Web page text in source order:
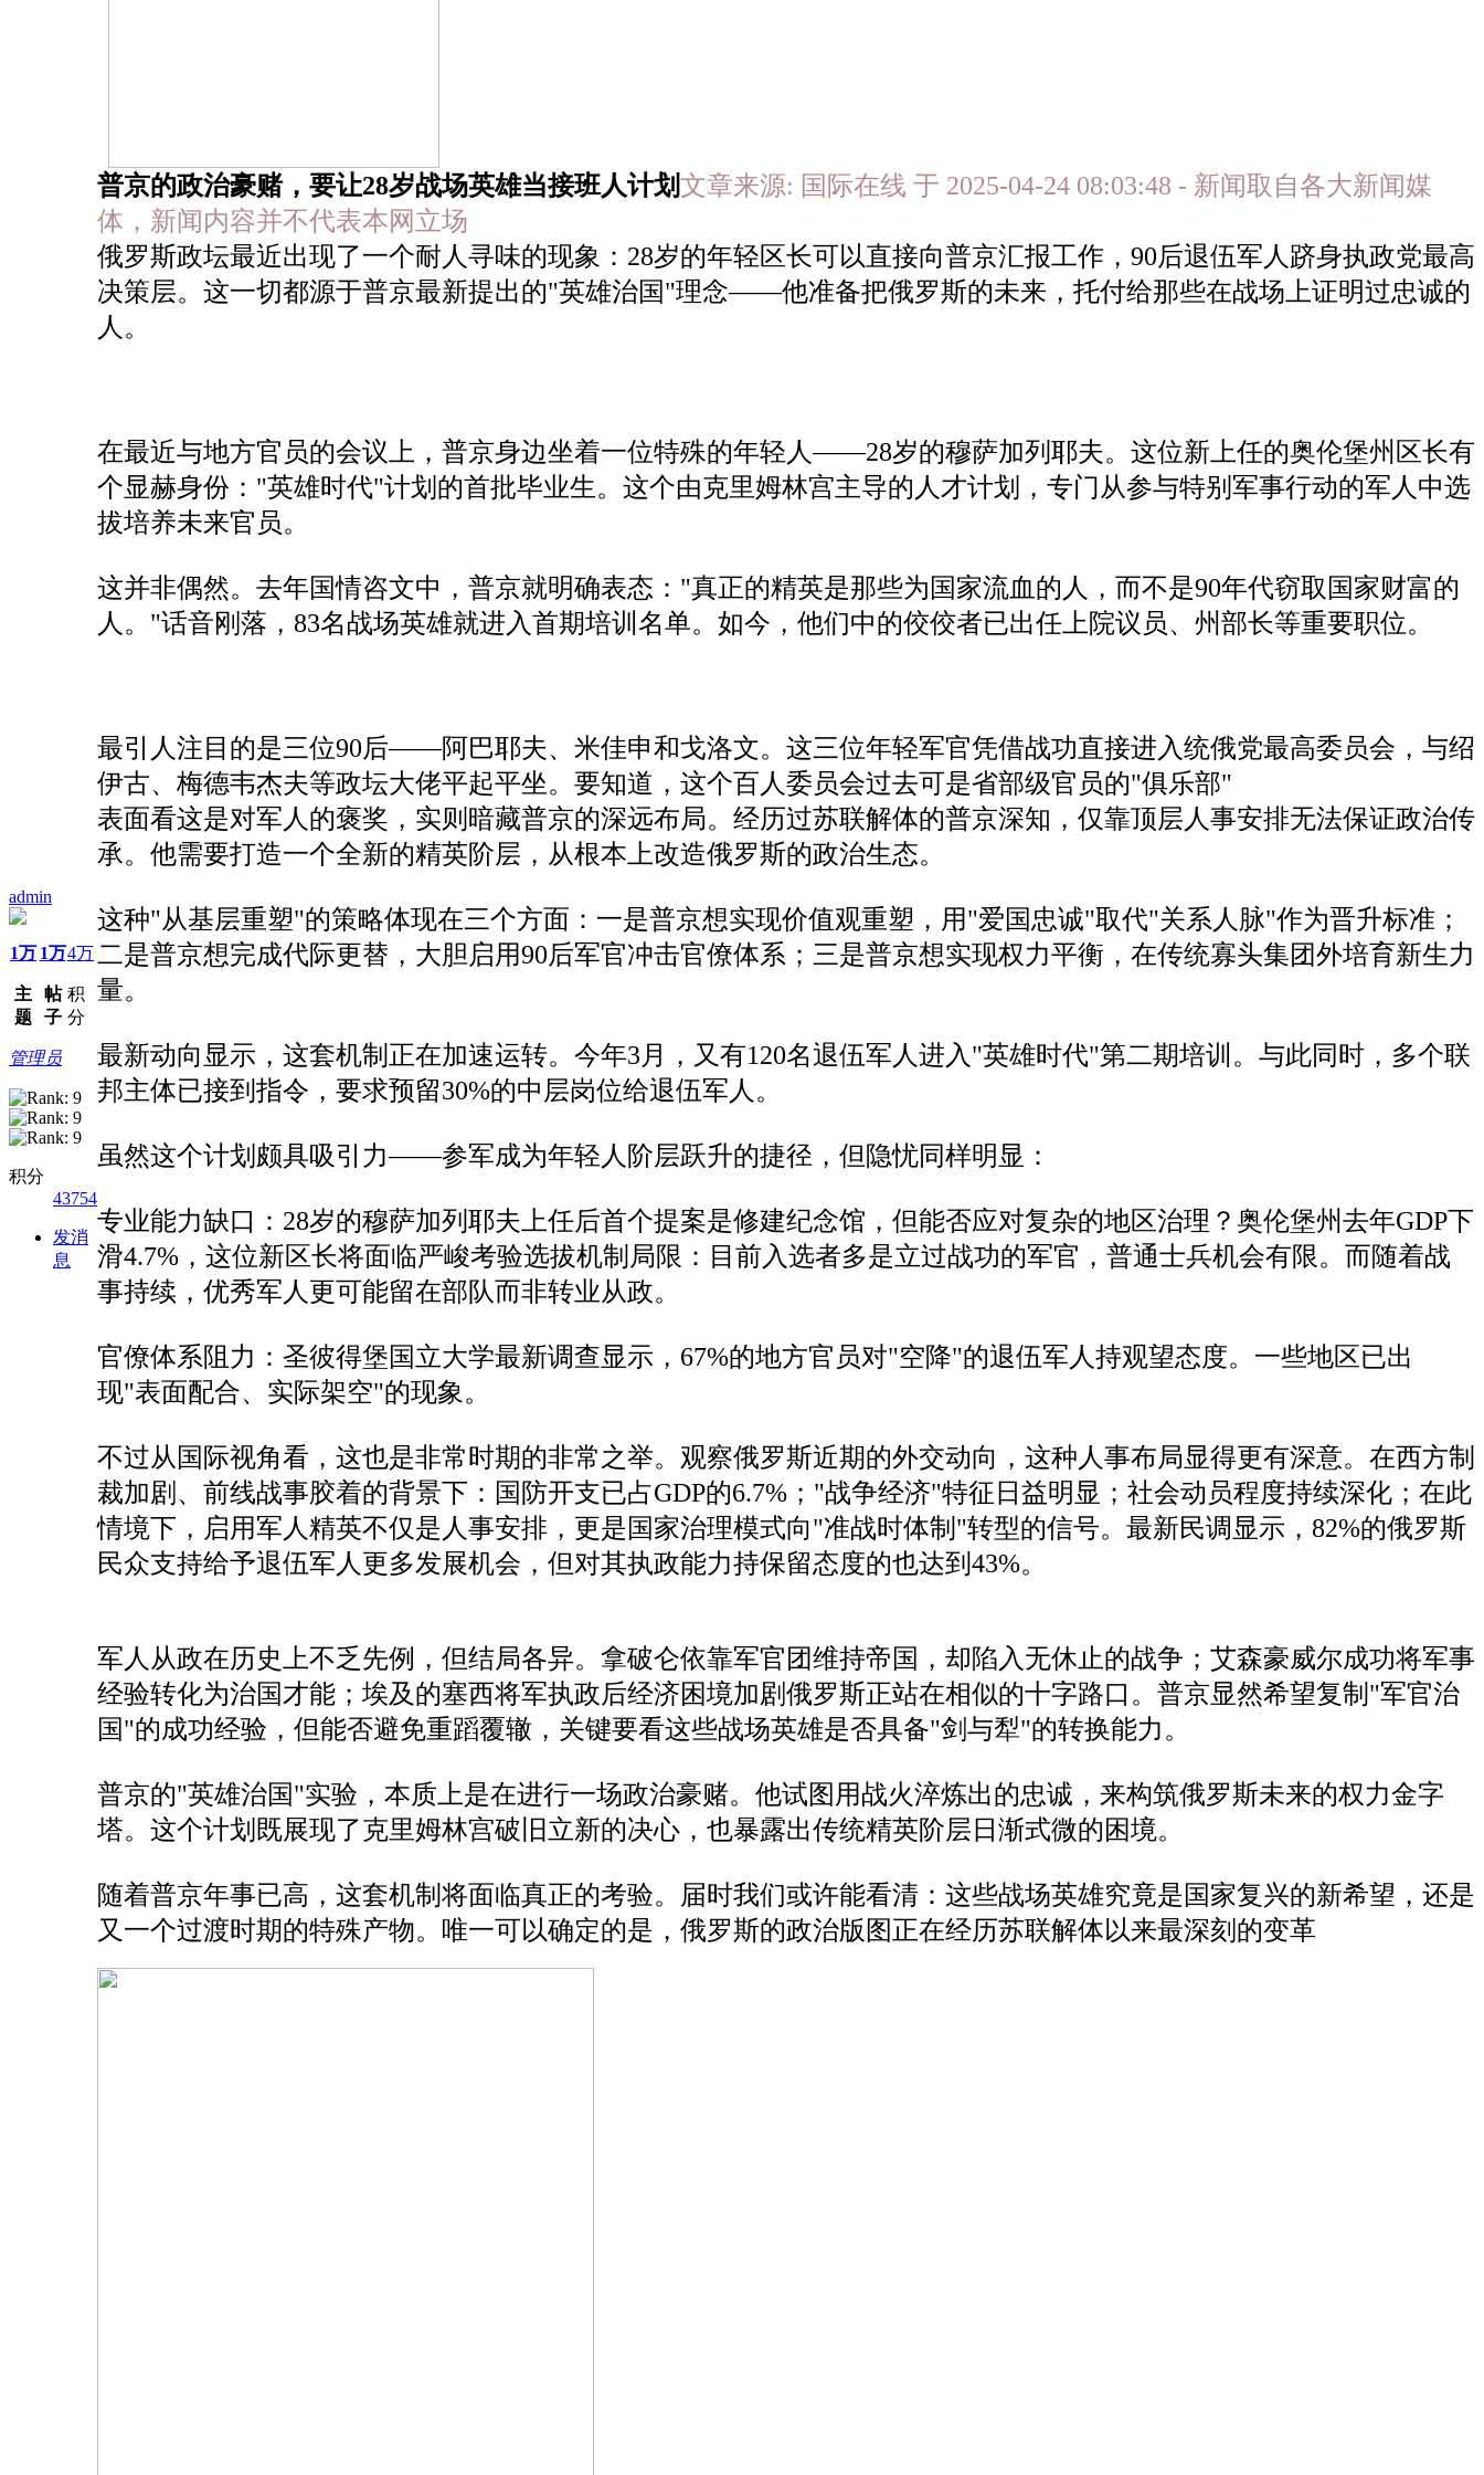
admin
1万
主
题
1万
帖
子
4万
积
分
管理员
积分
43754
发消
息
普京的政治豪赌，要让28岁战场英雄当接班人计划文章来源: 国际在线 于 2025-04-24 08:03:48 - 新闻取自各大新闻媒
体，新闻内容并不代表本网立场
俄罗斯政坛最近出现了一个耐人寻味的现象：28岁的年轻区长可以直接向普京汇报工作，90后退伍军人跻身执政党最高
决策层。这一切都源于普京最新提出的"英雄治国"理念——他准备把俄罗斯的未来，托付给那些在战场上证明过忠诚的
人。
在最近与地方官员的会议上，普京身边坐着一位特殊的年轻人——28岁的穆萨加列耶夫。这位新上任的奥伦堡州区长有
个显赫身份："英雄时代"计划的首批毕业生。这个由克里姆林宫主导的人才计划，专门从参与特别军事行动的军人中选
拔培养未来官员。
这并非偶然。去年国情咨文中，普京就明确表态："真正的精英是那些为国家流血的人，而不是90年代窃取国家财富的
人。"话音刚落，83名战场英雄就进入首期培训名单。如今，他们中的佼佼者已出任上院议员、州部长等重要职位。
最引人注目的是三位90后——阿巴耶夫、米佳申和戈洛文。这三位年轻军官凭借战功直接进入统俄党最高委员会，与绍
伊古、梅德韦杰夫等政坛大佬平起平坐。要知道，这个百人委员会过去可是省部级官员的"俱乐部"
表面看这是对军人的褒奖，实则暗藏普京的深远布局。经历过苏联解体的普京深知，仅靠顶层人事安排无法保证政治传
承。他需要打造一个全新的精英阶层，从根本上改造俄罗斯的政治生态。
这种"从基层重塑"的策略体现在三个方面：一是普京想实现价值观重塑，用"爱国忠诚"取代"关系人脉"作为晋升标准；
二是普京想完成代际更替，大胆启用90后军官冲击官僚体系；三是普京想实现权力平衡，在传统寡头集团外培育新生力
量。
最新动向显示，这套机制正在加速运转。今年3月，又有120名退伍军人进入"英雄时代"第二期培训。与此同时，多个联
邦主体已接到指令，要求预留30%的中层岗位给退伍军人。
虽然这个计划颇具吸引力——参军成为年轻人阶层跃升的捷径，但隐忧同样明显：
专业能力缺口：28岁的穆萨加列耶夫上任后首个提案是修建纪念馆，但能否应对复杂的地区治理？奥伦堡州去年GDP下
滑4.7%，这位新区长将面临严峻考验选拔机制局限：目前入选者多是立过战功的军官，普通士兵机会有限。而随着战
事持续，优秀军人更可能留在部队而非转业从政。
官僚体系阻力：圣彼得堡国立大学最新调查显示，67%的地方官员对"空降"的退伍军人持观望态度。一些地区已出
现"表面配合、实际架空"的现象。
不过从国际视角看，这也是非常时期的非常之举。观察俄罗斯近期的外交动向，这种人事布局显得更有深意。在西方制
裁加剧、前线战事胶着的背景下：国防开支已占GDP的6.7%；"战争经济"特征日益明显；社会动员程度持续深化；在此
情境下，启用军人精英不仅是人事安排，更是国家治理模式向"准战时体制"转型的信号。最新民调显示，82%的俄罗斯
民众支持给予退伍军人更多发展机会，但对其执政能力持保留态度的也达到43%。
军人从政在历史上不乏先例，但结局各异。拿破仑依靠军官团维持帝国，却陷入无休止的战争；艾森豪威尔成功将军事
经验转化为治国才能；埃及的塞西将军执政后经济困境加剧俄罗斯正站在相似的十字路口。普京显然希望复制"军官治
国"的成功经验，但能否避免重蹈覆辙，关键要看这些战场英雄是否具备"剑与犁"的转换能力。
普京的"英雄治国"实验，本质上是在进行一场政治豪赌。他试图用战火淬炼出的忠诚，来构筑俄罗斯未来的权力金字
塔。这个计划既展现了克里姆林宫破旧立新的决心，也暴露出传统精英阶层日渐式微的困境。
随着普京年事已高，这套机制将面临真正的考验。届时我们或许能看清：这些战场英雄究竟是国家复兴的新希望，还是
又一个过渡时期的特殊产物。唯一可以确定的是，俄罗斯的政治版图正在经历苏联解体以来最深刻的变革